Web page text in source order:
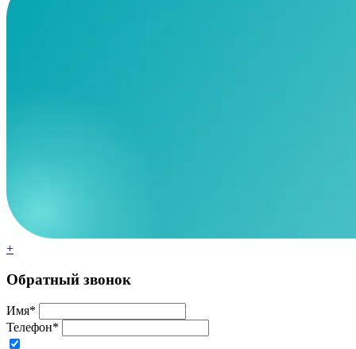
+
Обратный звонок
Имя*
Телефон*